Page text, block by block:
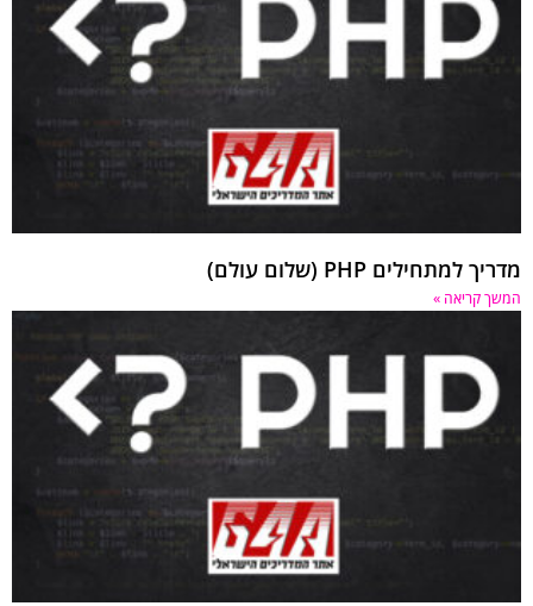
מדריך למתחילים PHP (שלום עולם)
המשך קריאה »